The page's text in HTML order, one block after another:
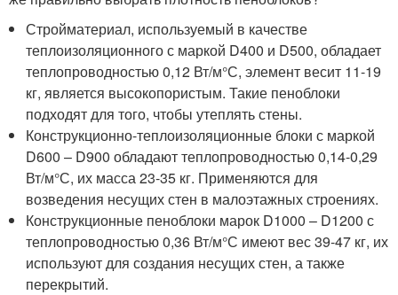
Стройматериал, используемый в качестве
теплоизоляционного с маркой D400 и D500, обладает
теплопроводностью 0,12 Вт/м°С, элемент весит 11-19
кг, является высокопористым. Такие пеноблоки
подходят для того, чтобы утеплять стены.
Конструкционно-теплоизоляционные блоки с маркой
D600 – D900 обладают теплопроводностью 0,14-0,29
Вт/м°С, их масса 23-35 кг. Применяются для
возведения несущих стен в малоэтажных строениях.
Конструкционные пеноблоки марок D1000 – D1200 с
теплопроводностью 0,36 Вт/м°С имеют вес 39-47 кг, их
используют для создания несущих стен, а также
перекрытий.